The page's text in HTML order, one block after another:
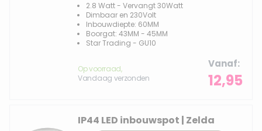
2.8 Watt - Vervangt 30Watt
Dimbaar en 230Volt
Inbouwdiepte: 60MM
Boorgat: 43MM - 45MM
Star Trading - GU10
Op voorraad,
Vandaag verzonden
Vanaf
12,95
IP44 LED inbouwspot | Zelda